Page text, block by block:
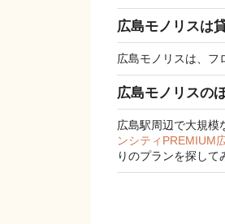
広島モノリスは
広島モノリスは、フ
広島モノリスの
広島駅周辺で大規模
ンシティPREMIUM
りのプランを探して